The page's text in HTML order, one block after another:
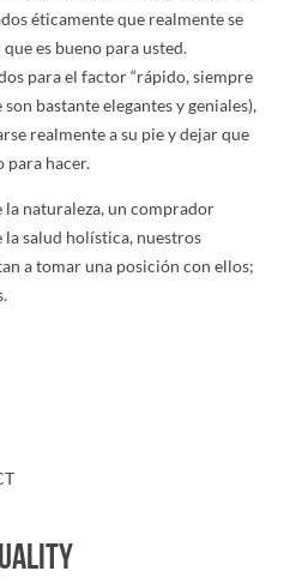
éticamente que realmente se
es bueno para usted.
para el factor “rápido, siempre
bastante elegantes y geniales),
realmente a su pie y dejar que
para hacer.
la naturaleza, un comprador
salud holística, nuestros
a tomar una posición con ellos;